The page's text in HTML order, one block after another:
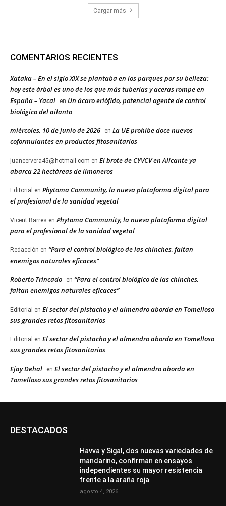
Cargar más
COMENTARIOS RECIENTES
Xataka – En el siglo XIX se plantaba en los parques por su belleza:
hoy este árbol es uno de los que más tuberías y aceras rompe en
España – Yacal
en Un ácaro eriófido, potencial agente de control
biológico del ailanto
miércoles, 10 de junio de 2026 en La UE prohíbe doce nuevos
coformulantes en productos fitosanitarios
juancervera45@hotmail.com en El brote de CYVCV en Alicante ya
abarca 22 hectáreas de limoneros
Editorial en Phytoma Community, la nueva plataforma digital para
el profesional de la sanidad vegetal
Vicent Barres en Phytoma Community, la nueva plataforma digital
para el profesional de la sanidad vegetal
Redacción en “Para el control biológico de las chinches, faltan
enemigos naturales eficaces”
Roberto Trincado en “Para el control biológico de las chinches,
faltan enemigos naturales eficaces”
Editorial en El sector del pistacho y el almendro aborda en Tomelloso
sus grandes retos fitosanitarios
Editorial en El sector del pistacho y el almendro aborda en Tomelloso
sus grandes retos fitosanitarios
Ejay Dehal en El sector del pistacho y el almendro aborda en
Tomelloso sus grandes retos fitosanitarios
DESTACADOS
Havva y Sigal, dos nuevas variedades de
mandarino, confirman en ensayos
independientes su mayor resistencia
frente a la araña roja
agosto 4, 2026